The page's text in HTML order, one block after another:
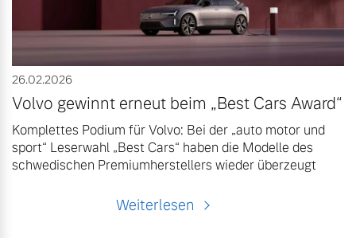
26.02.2026
Volvo gewinnt erneut beim „Best Cars Award“
Komplettes Podium für Volvo: Bei der „auto motor und
sport“ Leserwahl „Best Cars“ haben die Modelle des
schwedischen Premiumherstellers wieder überzeugt
Weiterlesen